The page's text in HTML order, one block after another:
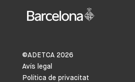
©ADETCA 2026
Avís legal
Política de privacitat